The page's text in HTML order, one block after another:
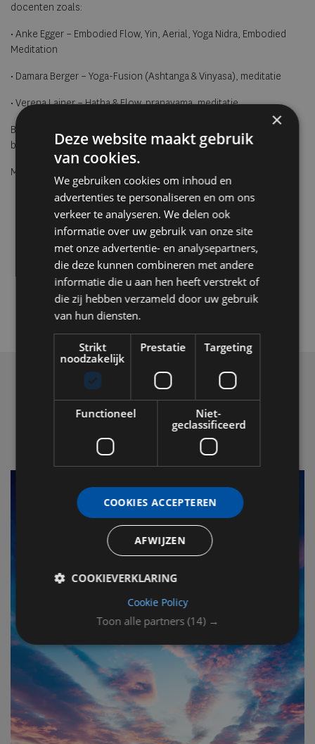
docenten zoals:
• Anke Egger – Embodied Flow, Yin, Aerial, Yoga Nidra, Embodied
Meditation
• Damara Berger – Yoga-Fusion (Ashtanga & Vinyasa), meditatie
• Verena Lainer – Hatha & Flow, pranayama, meditatie
Bekijk de Yoga & Spa Days – een combinatie van ontspanning,
beweging en wellness op zijn mooist.
Meer info en reserveren klik
LEES OOK
×
Deze website maakt gebruik
van cookies.
We gebruiken cookies om inhoud en
advertenties te personaliseren en om ons
verkeer te analyseren. We delen ook
informatie over uw gebruik van onze site
met onze advertentie- en analysepartners,
die deze kunnen combineren met andere
informatie die u aan hen heeft verstrekt of
die zij hebben verzameld door uw gebruik
van hun diensten.
Toon alle partners (14) →
Strikt
noodzakelijk
Prestatie Targeting
Functioneel
Niet-
geclassificeerd
COOKIES ACCEPTEREN
AFWIJZEN
COOKIEVERKLARING
Cookie Policy